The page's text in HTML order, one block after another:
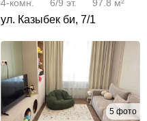
4-комн. 6/9 эт. 97.8 м²
ул. Казыбек би, 7/1
5 фото